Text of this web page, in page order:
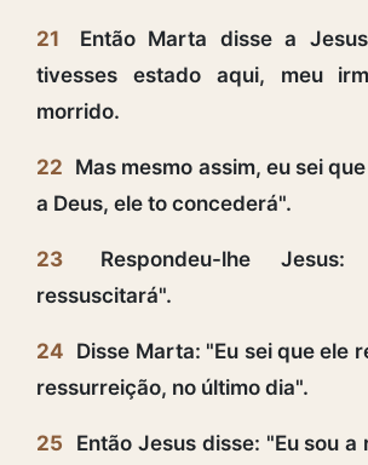
21
Então Marta disse a
tivesses estado aqui, meu
morrido.
22 Mas mesmo assim, eu sei
a Deus, ele to concederá".
23
Respondeu-lhe
ressuscitará".
24 Disse Marta: "Eu sei que ele
ressurreição, no último dia".
25
Então Jesus disse: "Eu sou